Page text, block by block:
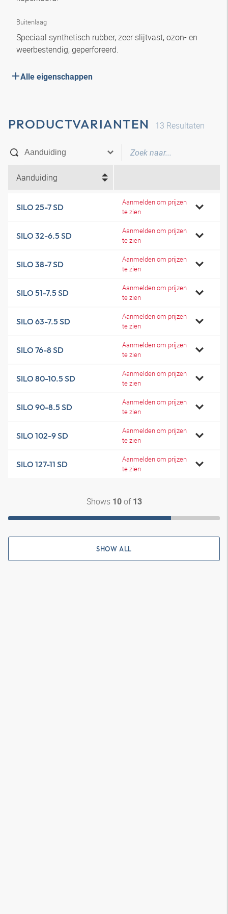
Buitenlaag
Speciaal synthetisch rubber, zeer slijtvast, ozon- en
weerbestendig, geperforeerd.
Alle eigenschappen
PRODUCTVARIANTEN 13 Resultaten
Aanduiding
SILO 25-7 SD
Aanmelden om prijzen
te zien
SILO 32-6.5 SD
Aanmelden om prijzen
te zien
SILO 38-7 SD
Aanmelden om prijzen
te zien
SILO 51-7.5 SD
Aanmelden om prijzen
te zien
SILO 63-7.5 SD
Aanmelden om prijzen
te zien
SILO 76-8 SD
Aanmelden om prijzen
te zien
SILO 80-10.5 SD
Aanmelden om prijzen
te zien
SILO 90-8.5 SD
Aanmelden om prijzen
te zien
SILO 102-9 SD
Aanmelden om prijzen
te zien
SILO 127-11 SD
Aanmelden om prijzen
te zien
Shows 10of 13
SHOW ALL